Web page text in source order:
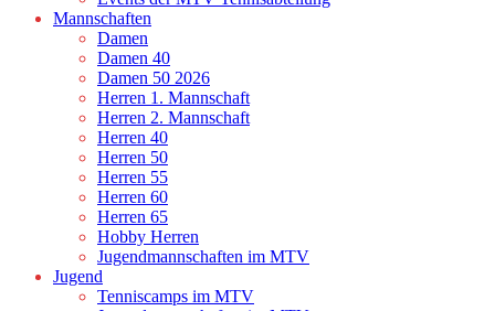
Mannschaften
Damen
Damen 40
Damen 50 2026
Herren 1. Mannschaft
Herren 2. Mannschaft
Herren 40
Herren 50
Herren 55
Herren 60
Herren 65
Hobby Herren
Jugendmannschaften im MTV
Jugend
Tenniscamps im MTV